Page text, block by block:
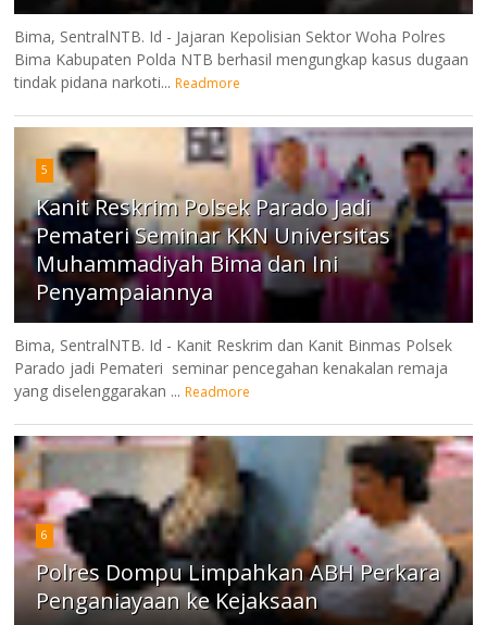
Bima, SentralNTB. Id - Jajaran Kepolisian Sektor Woha Polres
Bima Kabupaten Polda NTB berhasil mengungkap kasus dugaan
tindak pidana narkoti... Readmore
5
Kanit Reskrim Polsek Parado Jadi
Pemateri Seminar KKN Universitas
Muhammadiyah Bima dan Ini
Penyampaiannya
Bima, SentralNTB. Id - Kanit Reskrim dan Kanit Binmas Polsek
Parado jadi Pemateri seminar pencegahan kenakalan remaja
yang diselenggarakan ... Readmore
6
Polres Dompu Limpahkan ABH Perkara
Penganiayaan ke Kejaksaan